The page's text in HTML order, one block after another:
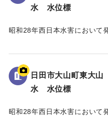
水 水位標
昭和28年西日本水害において
地面から105cmの位置に水位
129.70m」と記されている。
｜固有コード:005430102
日田市大山町東大
水 水位標
昭和28年西日本水害において